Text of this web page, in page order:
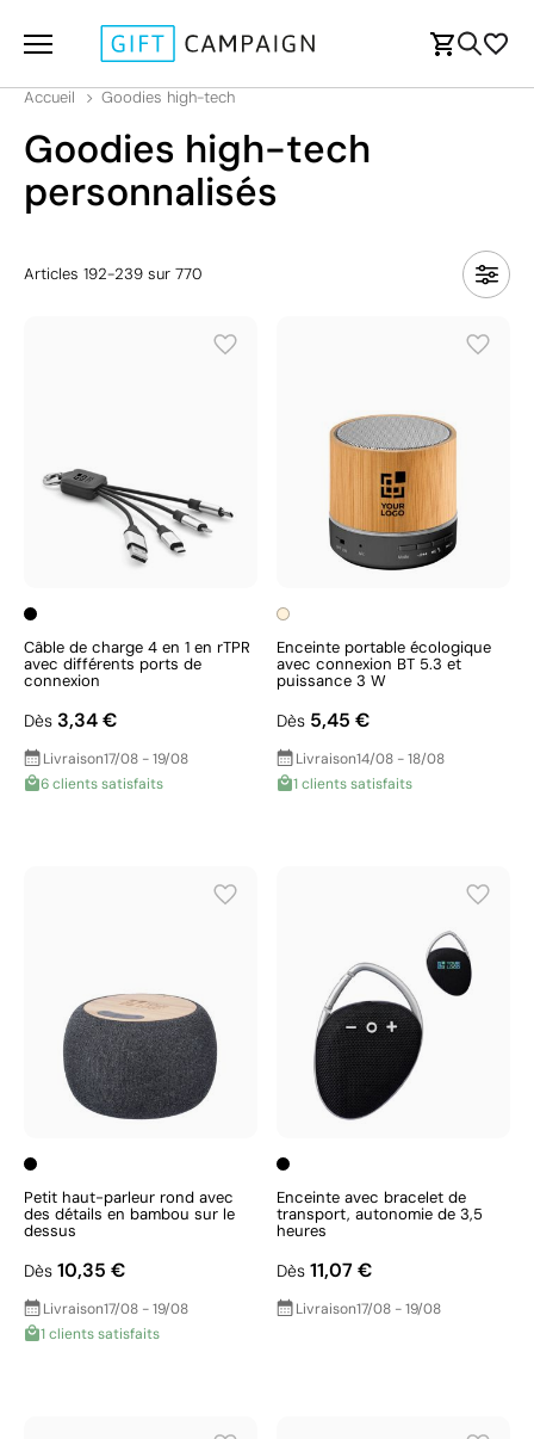
Accueil Goodies high-tech
Goodies high-tech
personnalisés
Articles 192-239 sur 770
Câble de charge 4 en 1 en rTPR
avec différents ports de
connexion
Dès 3,34 €
Livraison17/08 - 19/08
6 clients satisfaits
Enceinte portable écologique
avec connexion BT 5.3 et
puissance 3 W
Dès 5,45 €
Livraison14/08 - 18/08
1 clients satisfaits
Petit haut-parleur rond avec
des détails en bambou sur le
dessus
Dès 10,35 €
Livraison17/08 - 19/08
1 clients satisfaits
Enceinte avec bracelet de
transport, autonomie de 3,5
heures
Dès 11,07 €
Livraison17/08 - 19/08